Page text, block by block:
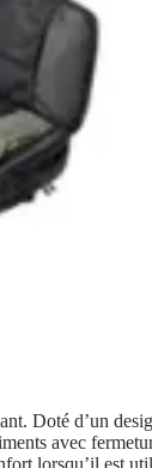
Doté d’un
avec